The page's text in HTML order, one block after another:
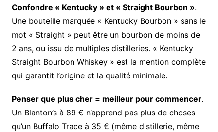
Confondre « Kentucky » et « Straight Bourbon ».
Une bouteille marquée « Kentucky Bourbon » sans le
mot « Straight » peut être un bourbon de moins de
2 ans, ou issu de multiples distilleries. « Kentucky
Straight Bourbon Whiskey » est la mention complète
qui garantit l’origine et la qualité minimale.
Penser que plus cher = meilleur pour commencer.
Un Blanton’s à 89 € n’apprend pas plus de choses
qu’un Buffalo Trace à 35 € (même distillerie, même